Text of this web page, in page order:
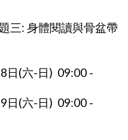
三: 身體閱讀與骨盆帶
日(六-日) 09:00 -
日(六-日) 09:00 -